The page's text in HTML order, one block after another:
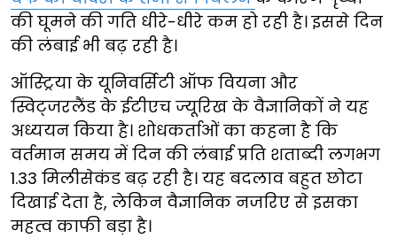
की घूमने की गति धीरे-धीरे कम हो रही है। इससे दिन
की लंबाई भी बढ़ रही है।
ऑस्ट्रिया के यूनिवर्सिटी ऑफ वियना और
स्विट्जरलैंड के ईटीएच ज्यूरिख के वैज्ञानिकों ने यह
अध्ययन किया है। शोधकर्ताओं का कहना है कि
वर्तमान समय में दिन की लंबाई प्रति शताब्दी लगभग
1.33 मिलीसेकंड बढ़ रही है। यह बदलाव बहुत छोटा
दिखाई देता है, लेकिन वैज्ञानिक नजरिए से इसका
महत्व काफी बड़ा है।